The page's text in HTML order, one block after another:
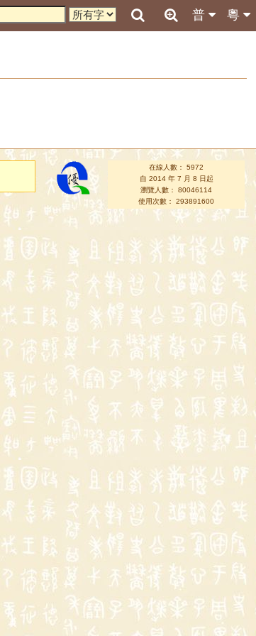
粵
普
在線人數： 5972
自 2014 年 7 月 8 日起
瀏覽人數： 80046114
使用次數： 293891600